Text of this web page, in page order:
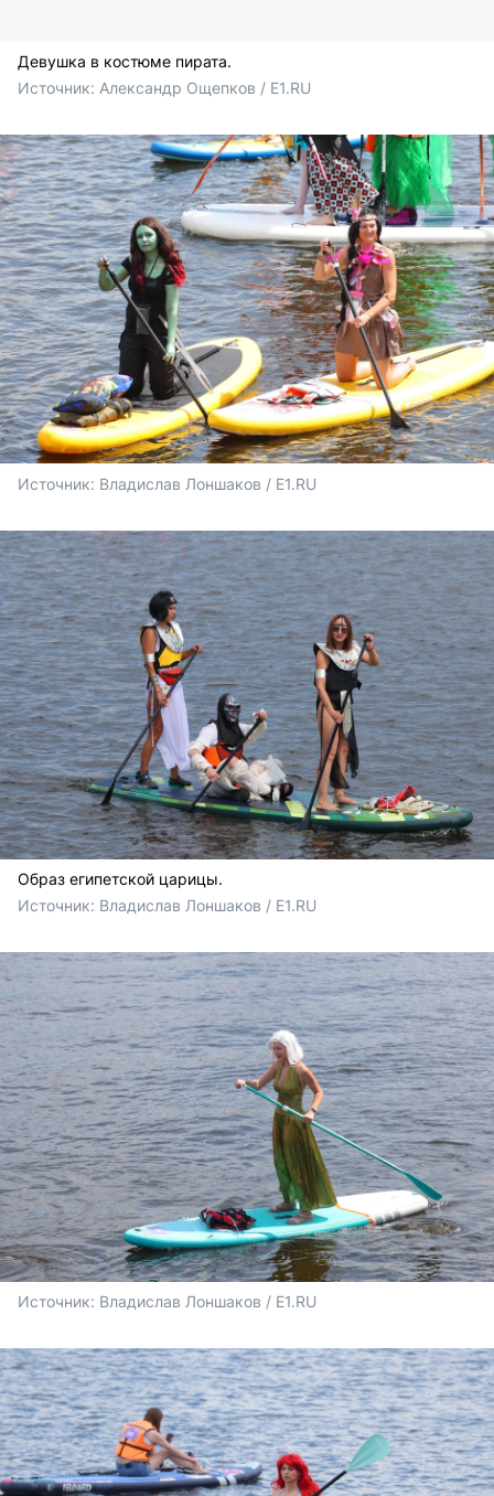
Девушка в костюме пирата.
Источник: Александр Ощепков / E1.RU
Источник: Владислав Лоншаков / E1.RU
Образ египетской царицы.
Источник: Владислав Лоншаков / E1.RU
Источник: Владислав Лоншаков / E1.RU